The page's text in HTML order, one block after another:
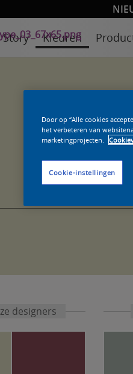
Story Kleuren
designers
Door op “Alle cookies
het verbeteren van
marketingprojecten.
Cookie-instellingen